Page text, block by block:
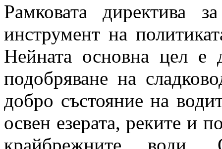
Рамковата директива
инструмент на
Нейната основна цел е
подобряване на
добро състояние на
освен езерата, реките и
крайбрежните води.